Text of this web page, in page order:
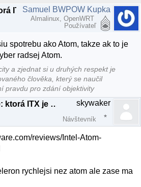
Re: Rozhodnutie: ktorá ITX je lepsia
Samuel BWPOW Kupka
Almalinux, OpenWRT
Používateľ
spotrebu ako Atom, takze ak to je
radsej Atom.
a zjednat si u druhých respekt je
člověka, který se naučil
pravdu pro zdání objektivity
Re: Rozhodnutie: ktorá ITX je lepsia skywaker
Návštevník
reviews/Intel-Atom-
rychlejsi nez atom ale zase ma